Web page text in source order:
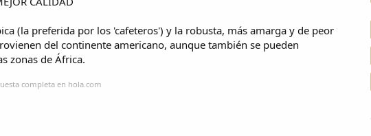
(la preferida por los 'cafeteros') y la robusta, más amarga y de peor
del continente americano, aunque también se pueden
zonas de África.
completa en hola.com